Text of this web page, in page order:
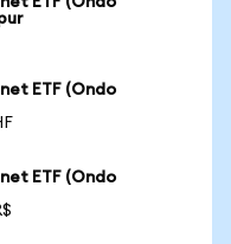
ETF (Ondo
ETF (Ondo